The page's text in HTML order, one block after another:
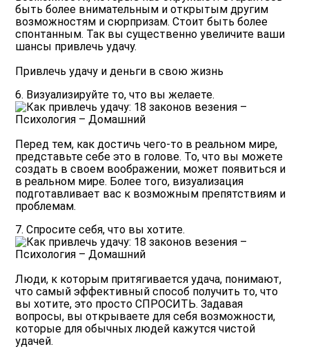
быть более внимательным и открытым другим
возможностям и сюрпризам. Стоит быть более
спонтанным. Так вы существенно увеличите ваши
шансы привлечь удачу.
Привлечь удачу и деньги в свою жизнь
6. Визуализируйте то, что вы желаете.
Перед тем, как достичь чего-то в реальном мире,
представьте себе это в голове. То, что вы можете
создать в своем воображении, может появиться и
в реальном мире. Более того, визуализация
подготавливает вас к возможным препятствиям и
проблемам.
7. Спросите себя, что вы хотите.
Люди, к которым притягивается удача, понимают,
что самый эффективный способ получить то, что
вы хотите, это просто СПРОСИТЬ. Задавая
вопросы, вы открываете для себя возможности,
которые для обычных людей кажутся чистой
удачей.